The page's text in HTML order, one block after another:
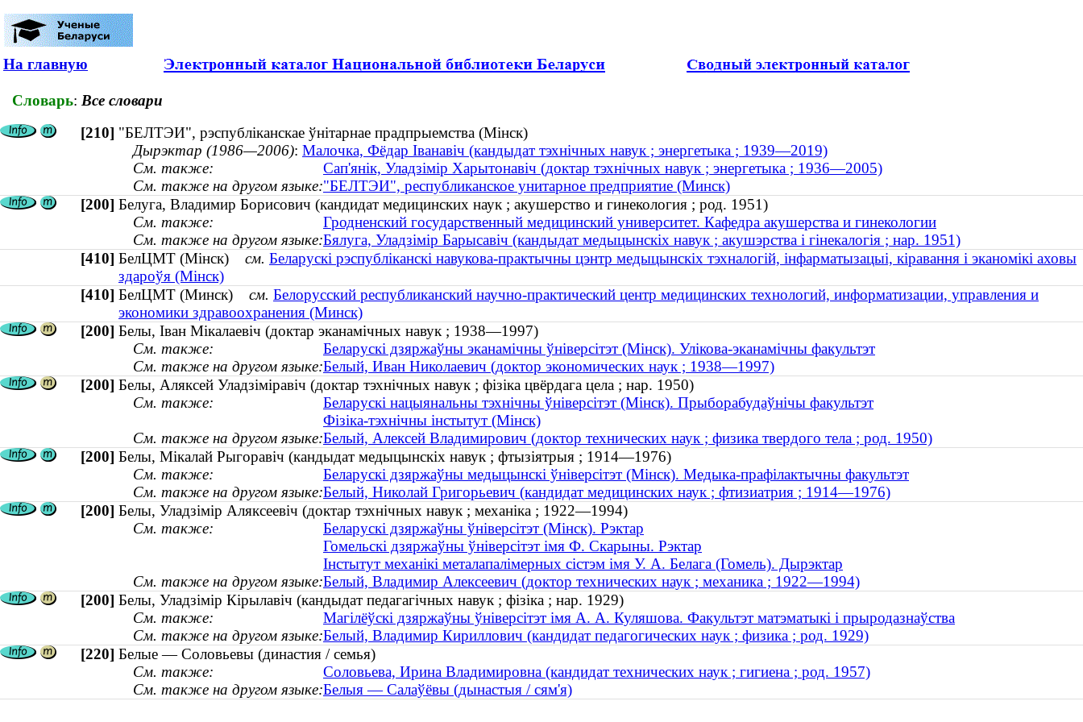
На главную
Словарь: Все словари
[210] "БЕЛТЭИ", рэспубліканскае ўнітарнае прадпрыемства (Мінск)
Дырэктар (1986—2006): Малочка, Фёдар Іванавіч (кандыдат тэхнічных навук ; энергетыка ; 1939—2019)
См. также:
Сап'янік, Уладзімір Харытонавіч (доктар тэхнічных навук ; энергетыка ; 1936—2005)
См. также на другом языке:"БЕЛТЭИ", республиканское унитарное предприятие (Минск)
[200] Белуга, Владимир Борисович (кандидат медицинских наук ; акушерство и гинекология ; род. 1951)
См. также:
Гродненский государственный медицинский университет. Кафедра акушерства и гинекологии
См. также на другом языке:Бялуга, Уладзімір Барысавіч (кандыдат медыцынскіх навук ; акушэрства і гінекалогія ; нар. 1951)
[410] БелЦМТ (Мінск) см. Беларускі рэспубліканскі навукова-практычны цэнтр медыцынскіх тэхналогій, інфарматызацыі, кіравання і эканомікі аховы
здароўя (Мінск)
[410] БелЦМТ (Минск) см. Белорусский республиканский научно-практический центр медицинских технологий, информатизации, управления и
экономики здравоохранения (Минск)
[200] Белы, Іван Мікалаевіч (доктар эканамічных навук ; 1938—1997)
См. также:
Беларускі дзяржаўны эканамічны ўніверсітэт (Мінск). Улікова-эканамічны факультэт
См. также на другом языке:Белый, Иван Николаевич (доктор экономических наук ; 1938—1997)
[200] Белы, Аляксей Уладзіміравіч (доктар тэхнічных навук ; фізіка цвёрдага цела ; нар. 1950)
См. также:
Беларускі нацыянальны тэхнічны ўніверсітэт (Мінск). Прыборабудаўнічы факультэт
Фізіка-тэхнічны інстытут (Мінск)
См. также на другом языке:Белый, Алексей Владимирович (доктор технических наук ; физика твердого тела ; род. 1950)
[200] Белы, Мікалай Рыгоравіч (кандыдат медыцынскіх навук ; фтызіятрыя ; 1914—1976)
См. также:
Беларускі дзяржаўны медыцынскі ўніверсітэт (Мінск). Медыка-прафілактычны факультэт
См. также на другом языке:Белый, Николай Григорьевич (кандидат медицинских наук ; фтизиатрия ; 1914—1976)
[200] Белы, Уладзімір Аляксеевіч (доктар тэхнічных навук ; механіка ; 1922—1994)
См. также:
Беларускі дзяржаўны ўніверсітэт (Мінск). Рэктар
Гомельскі дзяржаўны ўніверсітэт імя Ф. Скарыны. Рэктар
Інстытут механікі металапалімерных сістэм імя У. А. Белага (Гомель). Дырэктар
См. также на другом языке:Белый, Владимир Алексеевич (доктор технических наук ; механика ; 1922—1994)
[200] Белы, Уладзімір Кірылавіч (кандыдат педагагічных навук ; фізіка ; нар. 1929)
См. также:
Магілёўскі дзяржаўны ўніверсітэт імя А. А. Куляшова. Факультэт матэматыкі і прыродазнаўства
См. также на другом языке:Белый, Владимир Кириллович (кандидат педагогических наук ; физика ; род. 1929)
[220] Белые — Соловьевы (династия / семья)
См. также:
Соловьева, Ирина Владимировна (кандидат технических наук ; гигиена ; род. 1957)
См. также на другом языке:Белыя — Салаўёвы (дынастыя / сям'я)